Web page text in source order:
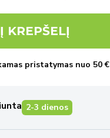
Į KREPŠELĮ
pristatymas nuo 50 €
2-3 dienos